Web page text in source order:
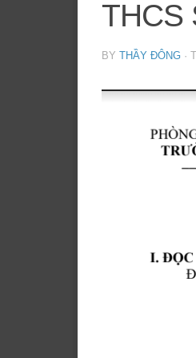
THCS
BY THẦY ĐÔNG ·